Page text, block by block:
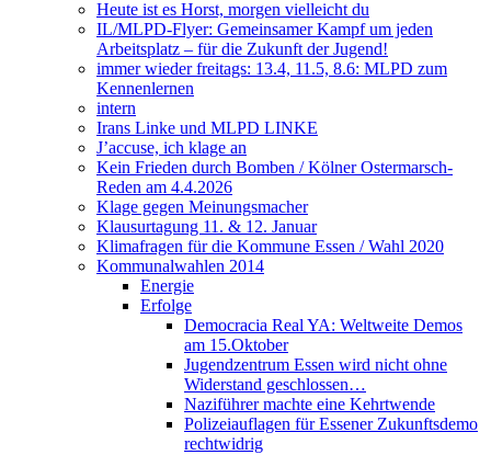
Heute ist es Horst, morgen vielleicht du
IL/MLPD-Flyer: Gemeinsamer Kampf um jeden
Arbeitsplatz – für die Zukunft der Jugend!
immer wieder freitags: 13.4, 11.5, 8.6: MLPD zum
Kennenlernen
intern
Irans Linke und MLPD LINKE
J’accuse, ich klage an
Kein Frieden durch Bomben / Kölner Ostermarsch-
Reden am 4.4.2026
Klage gegen Meinungsmacher
Klausurtagung 11. & 12. Januar
Klimafragen für die Kommune Essen / Wahl 2020
Kommunalwahlen 2014
Energie
Erfolge
Democracia Real YA: Weltweite Demos
am 15.Oktober
Jugendzentrum Essen wird nicht ohne
Widerstand geschlossen…
Naziführer machte eine Kehrtwende
Polizeiauflagen für Essener Zukunftsdemo
rechtwidrig